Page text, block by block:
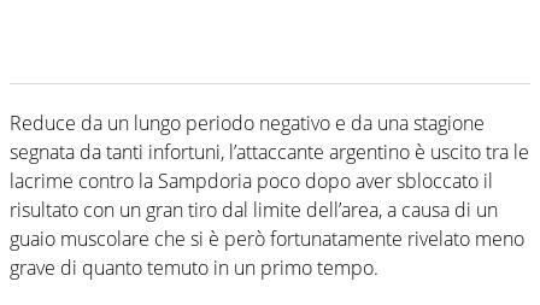
Reduce da un lungo periodo negativo e da una stagione
segnata da tanti infortuni, l’attaccante argentino è uscito tra le
lacrime contro la Sampdoria poco dopo aver sbloccato il
risultato con un gran tiro dal limite dell’area, a causa di un
guaio muscolare che si è però fortunatamente rivelato meno
grave di quanto temuto in un primo tempo.